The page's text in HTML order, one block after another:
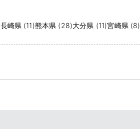
長崎県 (11)熊本県 (28)大分県 (11)宮崎県 (8)